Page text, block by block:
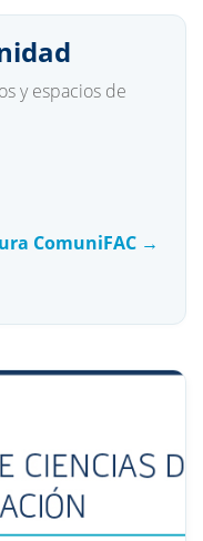
y espacios de
ComuniFAC →